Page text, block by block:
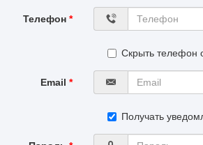
Телефон *
Скрыть телефон
Email *
Получать